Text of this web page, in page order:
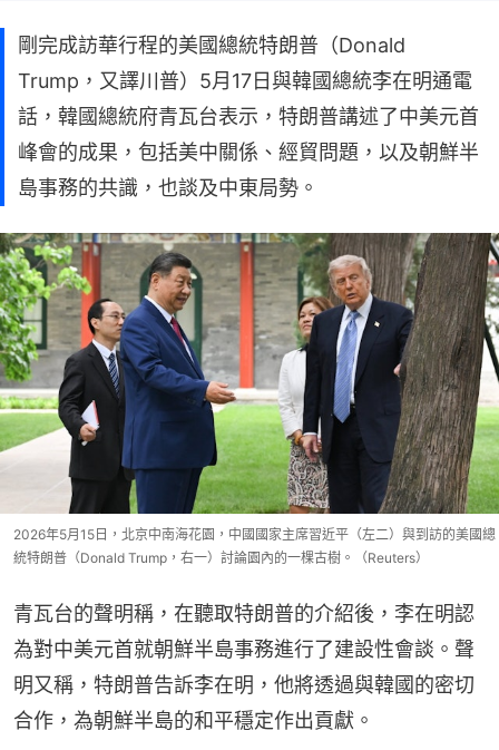
剛完成訪華行程的美國總統特朗普（Donald
Trump，又譯川普）5月17日與韓國總統李在明通電
話，韓國總統府青瓦台表示，特朗普講述了中美元首
峰會的成果，包括美中關係、經貿問題，以及朝鮮半
島事務的共識，也談及中東局勢。
2026年5月15日，北京中南海花園，中國國家主席習近平（左二）與到訪的美國總
統特朗普（Donald Trump，右一）討論園內的一棵古樹。（Reuters）
青瓦台的聲明稱，在聽取特朗普的介紹後，李在明認
為對中美元首就朝鮮半島事務進行了建設性會談。聲
明又稱，特朗普告訴李在明，他將透過與韓國的密切
合作，為朝鮮半島的和平穩定作出貢獻。